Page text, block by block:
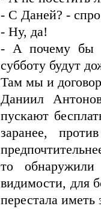
- С Даней? -
- Ну, да!
- А почему бы
субботу будут
Там мы и
Даниил
пускают
заранее,
то
видимости, для
перестала